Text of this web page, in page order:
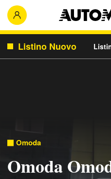
Listino Nuovo
Omoda
Omoda